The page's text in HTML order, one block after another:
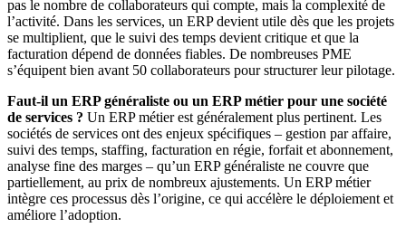
pas le nombre de collaborateurs qui compte, mais la complexité de
l’activité. Dans les services, un ERP devient utile dès que les projets
se multiplient, que le suivi des temps devient critique et que la
facturation dépend de données fiables. De nombreuses PME
s’équipent bien avant 50 collaborateurs pour structurer leur pilotage.
Faut-il un ERP généraliste ou un ERP métier pour une société
de services ? Un ERP métier est généralement plus pertinent. Les
sociétés de services ont des enjeux spécifiques – gestion par affaire,
suivi des temps, staffing, facturation en régie, forfait et abonnement,
analyse fine des marges – qu’un ERP généraliste ne couvre que
partiellement, au prix de nombreux ajustements. Un ERP métier
intègre ces processus dès l’origine, ce qui accélère le déploiement et
améliore l’adoption.